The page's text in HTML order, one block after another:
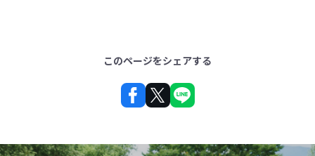
このページをシェアする